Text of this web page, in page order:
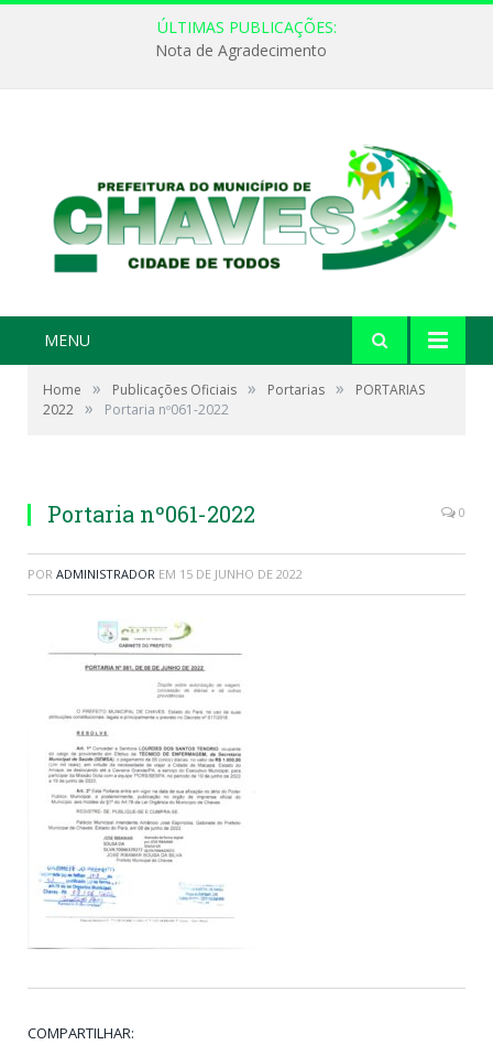
ÚLTIMAS PUBLICAÇÕES:
Nota de Agradecimento
MENU
Home » Publicações Oficiais » Portarias »
PORTARIAS
2022 » Portaria nº061-2022
Portaria nº061-2022 0
POR ADMINISTRADOR EM 15 DE JUNHO DE 2022
COMPARTILHAR: